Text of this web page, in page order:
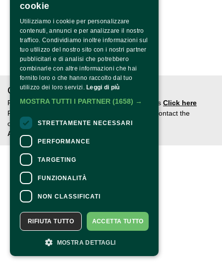
CONTACTS
For information and support in purchasing tickets Click here
For information on the program and the event, contact the
organizer
.
Accessibility statement
cookie
Utilizziamo i cookie per personalizzare
contenuti, annunci e per analizzare il nostro
traffico. Condividiamo inoltre informazioni sul
tuo utilizzo del nostro sito con i nostri partner
pubblicitari e di analisi che potrebbero
combinarle con altre informazioni che hai
fornito loro o che hanno raccolto dal tuo
utilizzo dei loro servizi. Leggi di più
MOSTRA TUTTI I PARTNER (1658) →
STRETTAMENTE NECESSARI
PERFORMANCE
TARGETING
FUNZIONALITÀ
NON CLASSIFICATI
ACCETTA TUTTO
RIFIUTA TUTTO
MOSTRA DETTAGLI